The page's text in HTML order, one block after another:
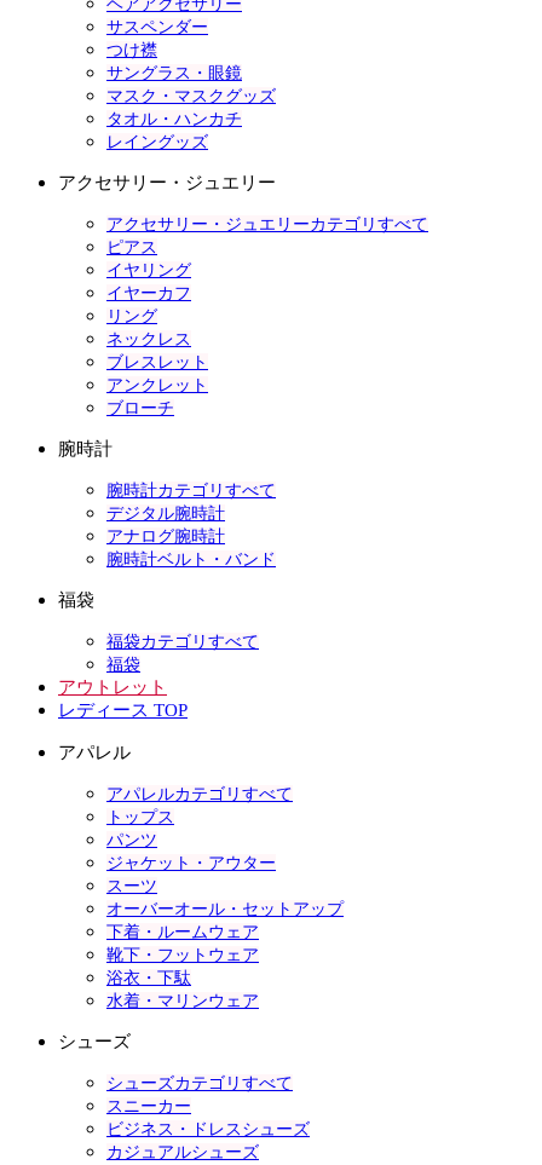
ヘアアクセサリー
サスペンダー
つけ襟
サングラス・眼鏡
マスク・マスクグッズ
タオル・ハンカチ
レイングッズ
アクセサリー・ジュエリー
アクセサリー・ジュエリーカテゴリすべて
ピアス
イヤリング
イヤーカフ
リング
ネックレス
ブレスレット
アンクレット
ブローチ
腕時計
腕時計カテゴリすべて
デジタル腕時計
アナログ腕時計
腕時計ベルト・バンド
福袋
福袋カテゴリすべて
福袋
アウトレット
レディース TOP
アパレル
アパレルカテゴリすべて
トップス
パンツ
ジャケット・アウター
スーツ
オーバーオール・セットアップ
下着・ルームウェア
靴下・フットウェア
浴衣・下駄
水着・マリンウェア
シューズ
シューズカテゴリすべて
スニーカー
ビジネス・ドレスシューズ
カジュアルシューズ